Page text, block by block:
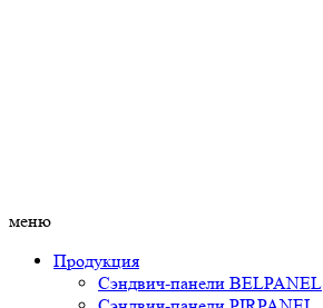
меню
Продукция
Сэндвич-панели BELPANEL